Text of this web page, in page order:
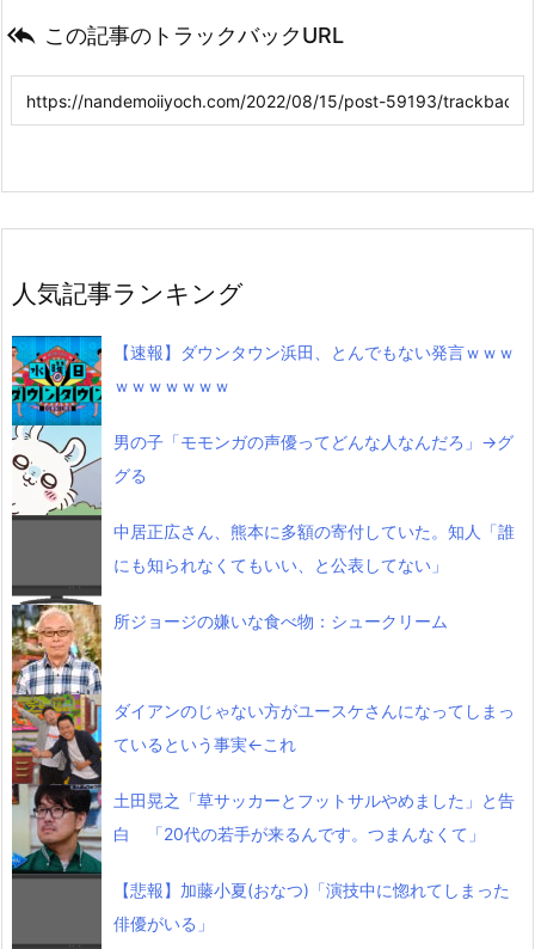
 この記事のトラックバックURL
人気記事ランキング
【速報】ダウンタウン浜田、とんでもない発言ｗｗｗ
ｗｗｗｗｗｗｗ
男の子「モモンガの声優ってどんな人なんだろ」→グ
グる
中居正広さん、熊本に多額の寄付していた。知人「誰
にも知られなくてもいい、と公表してない」
所ジョージの嫌いな食べ物：シュークリーム
ダイアンのじゃない方がユースケさんになってしまっ
ているという事実←これ
土田晃之「草サッカーとフットサルやめました」と告
白 「20代の若手が来るんです。つまんなくて」
【悲報】加藤小夏(おなつ)「演技中に惚れてしまった
俳優がいる」